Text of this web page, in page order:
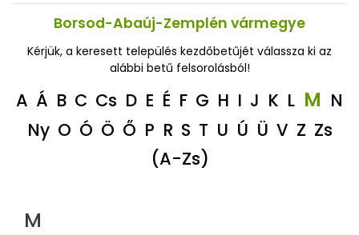
Borsod-Abaúj-Zemplén vármegye
Kérjük, a keresett település kezdőbetűjét válassza ki az
alábbi betű felsorolásból!
A Á B C Cs D E É F G H I J K L M N
Ny O Ó Ö Ő P R S T U Ú Ü V Z Zs
(A-Zs)
M